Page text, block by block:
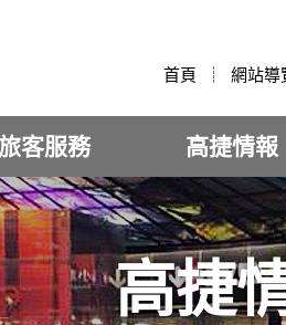
首頁 網站導
旅客服務 高捷情報
高捷